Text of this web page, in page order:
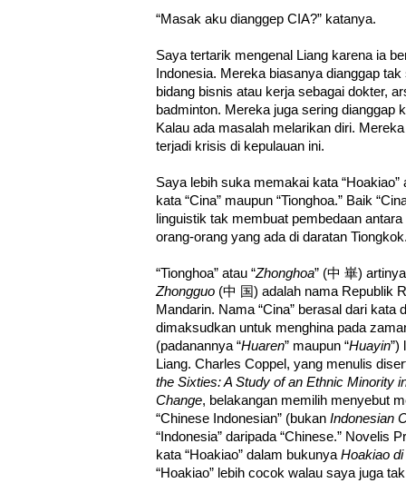
“Masak aku dianggep CIA?” katanya.
Saya tertarik mengenal Liang karena ia
Indonesia. Mereka biasanya dianggap
bidang bisnis atau kerja sebagai dokter,
badminton. Mereka juga sering dianggap
Kalau ada masalah melarikan diri.
terjadi krisis di kepulauan ini.
Saya lebih suka memakai kata “Hoakiao”
kata “Cina” maupun “Tionghoa.” Baik
linguistik tak membuat pembedaan
orang-orang yang ada di daratan
“Tionghoa” atau “Zhonghoa” (中 崋)
Zhongguo (中 国) adalah nama Republik
Mandarin. Nama “Cina” berasal dari kata
dimaksudkan untuk menghina pada
(padanannya “Huaren” maupun “Huayin”)
Liang. Charles Coppel, yang menulis
the Sixties: A Study of an Ethnic Minority
Change, belakangan memilih menyebut
“Chinese Indonesian” (bukan Indonesian
“Indonesia” daripada “Chinese.” Novelis
kata “Hoakiao” dalam bukunya Hoakiao
“Hoakiao” lebih cocok walau saya juga